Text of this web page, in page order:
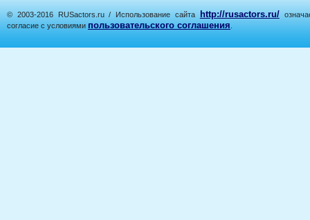
© 2003-2016 RUSactors.ru / Использование сайта http://rusactors.ru/
согласие с условиями пользовательского соглашения